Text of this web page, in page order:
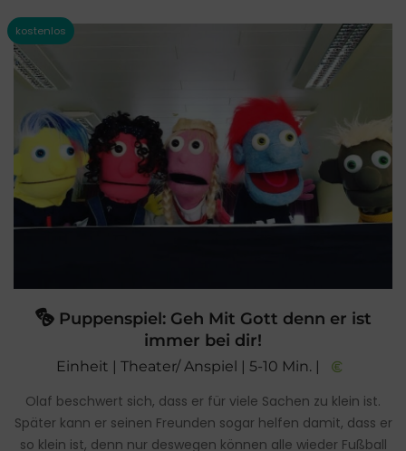
Puppenspiel: Geh Mit Gott denn er ist
immer bei dir!
Einheit | Theater/ Anspiel | 5-10 Min. |
Olaf beschwert sich, dass er für viele Sachen zu klein ist.
Später kann er seinen Freunden sogar helfen damit, dass er
so klein ist, denn nur deswegen können alle wieder Fußball